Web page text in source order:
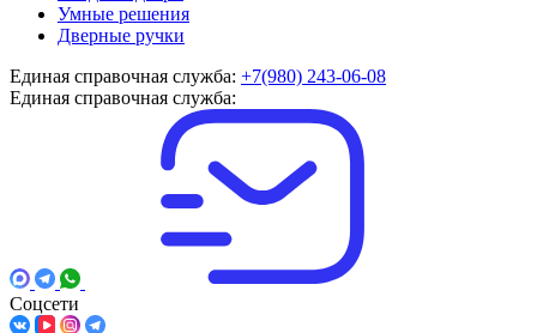
Умные решения
Дверные ручки
Единая справочная служба: +7(980) 243-06-08
Единая справочная служба:
Соцсети